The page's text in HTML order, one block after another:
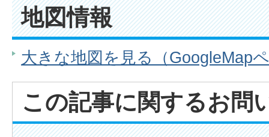
地図情報
大きな地図を見る（GoogleMap
この記事に関するお問